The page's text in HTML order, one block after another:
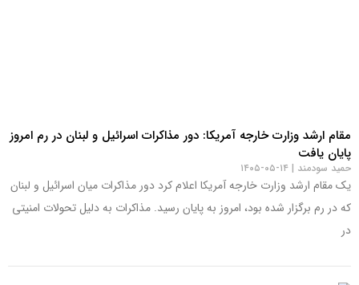
مقام ارشد وزارت خارجه آمریکا: دور مذاکرات اسرائیل و لبنان در رم امروز
پایان یافت
حمید سودمند ۱۴-۰۵-۱۴۰۵
یک مقام ارشد وزارت خارجه آمریکا اعلام کرد دور مذاکرات میان اسرائیل و لبنان
که در رم برگزار شده بود، امروز به پایان رسید. مذاکرات به دلیل تحولات امنیتی
در